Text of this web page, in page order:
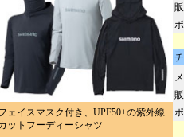
ェイスマスク付き、UPF50+の紫外線
ットフーディーシャツ